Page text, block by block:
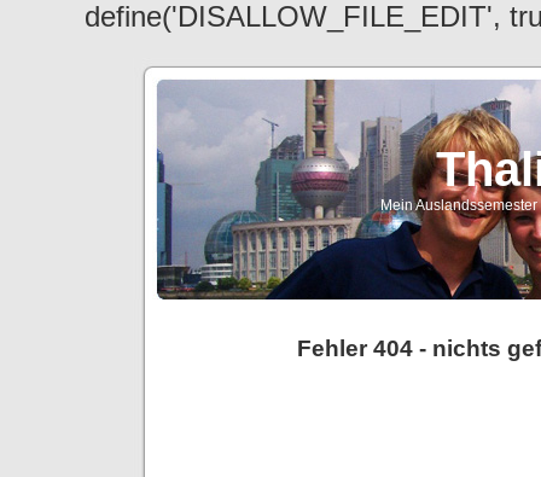
define('DISALLOW_FILE_EDIT',
Mein
Fehler 404 - nichts